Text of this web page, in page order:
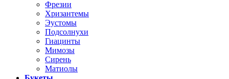
Фрезии
Хризантемы
Эустомы
Подсолнухи
Гиацинты
Мимозы
Сирень
Матиолы